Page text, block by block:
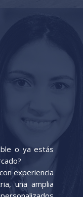
o ya estás
experiencia
una amplia